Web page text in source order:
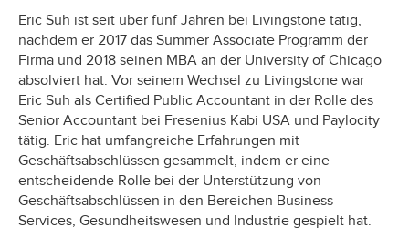
Eric Suh ist seit über fünf Jahren bei Livingstone tätig,
nachdem er 2017 das Summer Associate Programm der
Firma und 2018 seinen MBA an der University of Chicago
absolviert hat. Vor seinem Wechsel zu Livingstone war
Eric Suh als Certified Public Accountant in der Rolle des
Senior Accountant bei Fresenius Kabi USA und Paylocity
tätig. Eric hat umfangreiche Erfahrungen mit
Geschäftsabschlüssen gesammelt, indem er eine
entscheidende Rolle bei der Unterstützung von
Geschäftsabschlüssen in den Bereichen Business
Services, Gesundheitswesen und Industrie gespielt hat.